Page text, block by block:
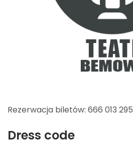
Rezerwacja biletów: 666 013 295
Dress code